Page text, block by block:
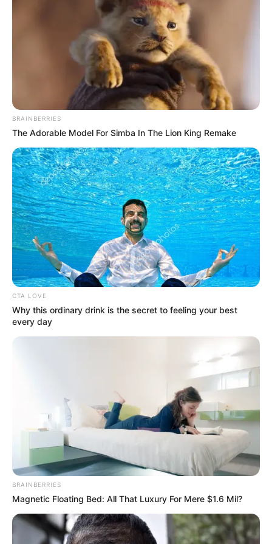
szerint az elemző ezt tartotta a beszélgetés
végének igazi „csattanójának”.
2. Nem ez az első, hogy a hatalomátadás szóba
kerültAzért lett ekkora visszhangja ennek a
mondatnak, mert Orbán Viktor korábban jóval
keményebb hangsúllyal beszélt a kérdésről.
A 24.hu felidézte, hogy egy 2025 augusztusi
interjúban azt mondta: „Nem adhatom át a
BRAINBERRIES
The Adorable Model For Simba In The Lion King Remake
CTA LOVE
Why this ordinary drink is the secret to feeling your best
every day
BRAINBERRIES
Magnetic Floating Bed: All That Luxury For Mere $1.6 Mil?